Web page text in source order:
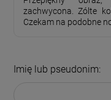
zachwycona. Zólte
Czekam na podobne
Imię lub pseudonim: